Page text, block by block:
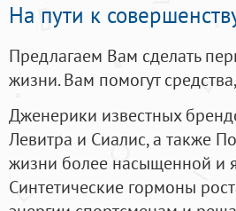
На пути к
Предлагаем Вам сделать
жизни. Вам помогут
Дженерики известных
Левитра и Сиалис, а также
жизни более насыщенной и
Синтетические гормоны